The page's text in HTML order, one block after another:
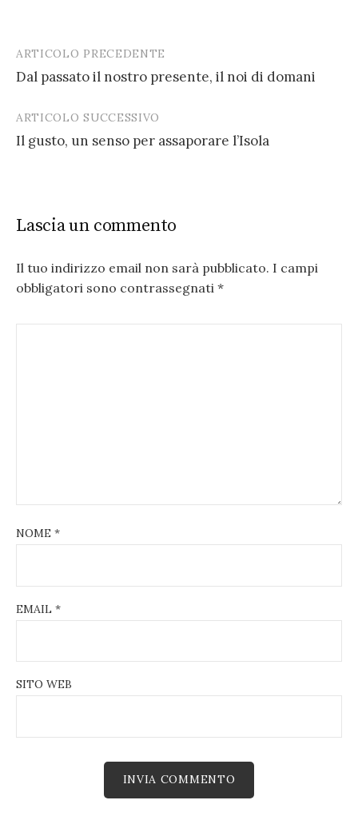
Post
navigation
ARTICOLO PRECEDENTE
Dal passato il nostro presente, il noi di domani
ARTICOLO SUCCESSIVO
Il gusto, un senso per assaporare l’Isola
Lascia un commento
Il tuo indirizzo email non sarà pubblicato. I campi
obbligatori sono contrassegnati *
NOME *
EMAIL *
SITO WEB